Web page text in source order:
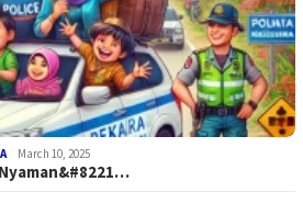
March 10, 2025